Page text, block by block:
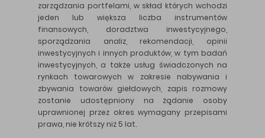
zarządzania portfelami, w skład których wchodzi
jeden lub większa liczba instrumentów
finansowych, doradztwa inwestycyjnego,
sporządzania analiz, rekomendacji, opinii
inwestycyjnych i innych produktów, w tym badań
inwestycyjnych, a także usług świadczonych na
rynkach towarowych w zakresie nabywania i
zbywania towarów giełdowych, zapis rozmowy
zostanie udostępniony na żądanie osoby
uprawnionej przez okres wymagany przepisami
prawa, nie krótszy niż 5 lat.